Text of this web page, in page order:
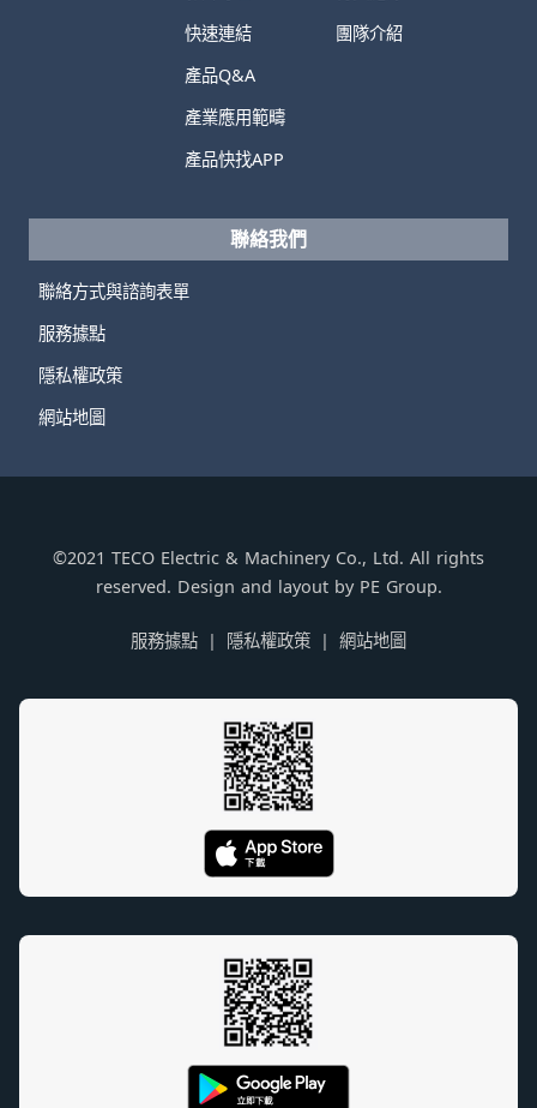
快速連結
產品Q&A
產業應用範疇
產品快找APP
團隊介紹
聯絡我們
聯絡方式與諮詢表單
服務據點
隱私權政策
網站地圖
©2021 TECO Electric & Machinery Co., Ltd. All rights
reserved. Design and layout by PE Group.
服務據點 隱私權政策 網站地圖